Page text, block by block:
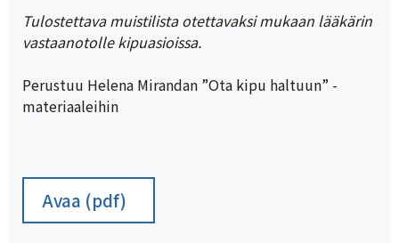
Tulostettava muistilista otettavaksi mukaan lääkärin
vastaanotolle kipuasioissa.
Perustuu Helena Mirandan ”Ota kipu haltuun” -
materiaaleihin
Avaa (pdf)